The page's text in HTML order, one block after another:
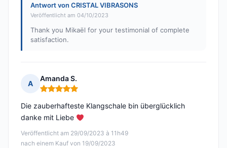
Antwort von CRISTAL VIBRASONS
Veröffentlicht am 04/10/2023
Thank you Mikaël for your testimonial of complete
satisfaction.
A
Amanda S.
Hinweis: 5 von 5
Veröffentlicht am 29/09/2023 à 11h49
nach einem Kauf von 19/09/2023
Die zauberhafteste Klangschale bin überglücklich
danke mit Liebe